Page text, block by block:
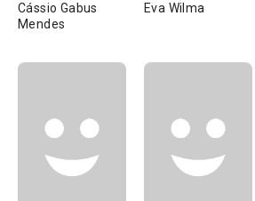
Cássio Gabus
Mendes
Eva Wilma